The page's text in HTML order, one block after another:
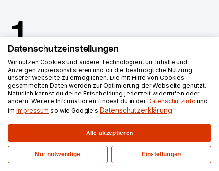
1
Hamburg
Loft feeling in Hamburg: nutze unseren Standort, um am
Unterricht teilzunehmen. Eine morderne Küche erwartet
dich, sowie schnelles WLAN.
Jetzt bewerben auf für das
Data Engineering Bootcamp
Datenschutzeinstellungen
Wir nutzen Cookies und andere Technologien, um Inhalte und
Anzeigen zu personalisieren und dir die bestmögliche Nutzung
unserer Webseite zu ermöglichen. Die mit Hilfe von Cookies
gesammelten Daten werden zur Optimierung der Webseite genutzt.
Natürlich kannst du deine Entscheidung jederzeit widerrufen oder
ändern. Weitere Informationen findest du in derDatenschutzinfo und
imImpressum so wie Google's Datenschutzerklärung.
Alle akzeptieren
Nur notwendige Einstellungen